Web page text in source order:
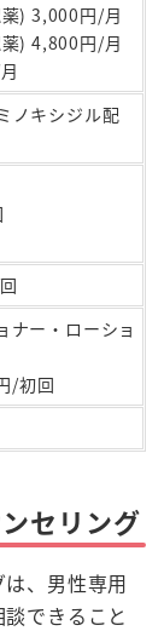
) 3,000円/月
) 4,800円/月
ノキシジル配
ナー・ローショ
/初回
セリング
、男性専用
できること